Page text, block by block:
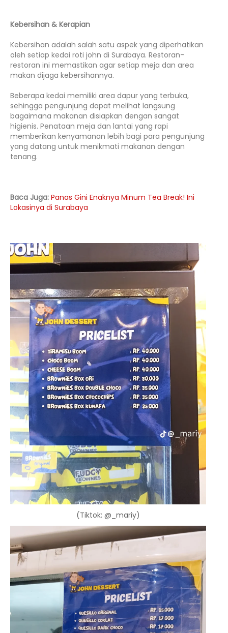
Kebersihan & Kerapian
Kebersihan adalah salah satu aspek yang diperhatikan
oleh setiap kedai roti john di Surabaya. Restoran-
restoran ini memastikan agar setiap meja dan area
makan dijaga kebersihannya.
Beberapa kedai memiliki area dapur yang terbuka,
sehingga pengunjung dapat melihat langsung
bagaimana makanan disiapkan dengan sangat
higienis. Penataan meja dan lantai yang rapi
memberikan kenyamanan lebih bagi para pengunjung
yang datang untuk menikmati makanan dengan
tenang.
Baca Juga: Panas Gini Enaknya Minum Tea Break! Ini
Lokasinya di Surabaya
(Tiktok: @_mariy)